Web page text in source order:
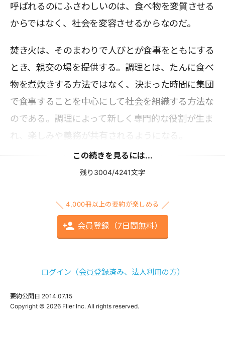
呼ばれるのにふさわしいのは、食べ物を変質させる
からではなく、社会を変容させるからなのだ。
焚き火は、そのまわりで人びとが食事をともにする
とき、親交の場を提供する。調理とは、たんに食べ
物を煮炊きする方法ではなく、決まった時間に集団
で食事することを中心にして社会を組織する方法な
のである。調理によって新しく専門的な役割が生ま
れ、楽しみや義務が共有されるようになる。
この続きを見るには...
残り3004/4241文字
4,000冊以上の要約が楽しめる
会員登録（7日間無料）
ログイン（会員登録済み、法人利用の方）
要約公開日 2014.07.15